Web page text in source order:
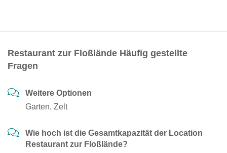
Restaurant zur Floßlände Häufig gestellte
Fragen
Weitere Optionen
Garten, Zelt
Wie hoch ist die Gesamtkapazität der Location
Restaurant zur Floßlände?